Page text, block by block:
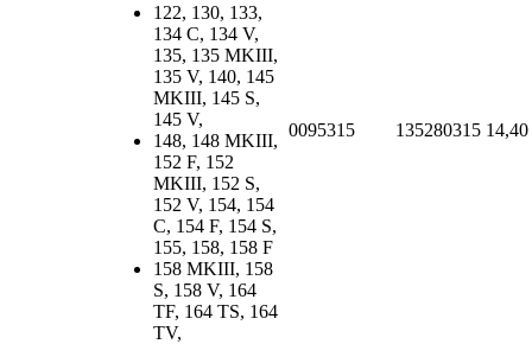
122, 130, 133,
134 C, 134 V,
135, 135 MKIII,
135 V, 140, 145
MKIII, 145 S,
145 V,
148, 148 MKIII,
152 F, 152
MKIII, 152 S,
152 V, 154, 154
C, 154 F, 154 S,
155, 158, 158 F
158 MKIII, 158
S, 158 V, 164
TF, 164 TS, 164
TV,
0095315 135280315